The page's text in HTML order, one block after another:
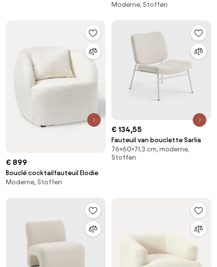
Moderne, Stoffen
€ 899
Bouclé cocktailfauteuil Elodie
Moderne, Stoffen
€ 134,55
Fauteuil van bouclette Sarlia
76×60×71,3 cm, moderne,
Stoffen